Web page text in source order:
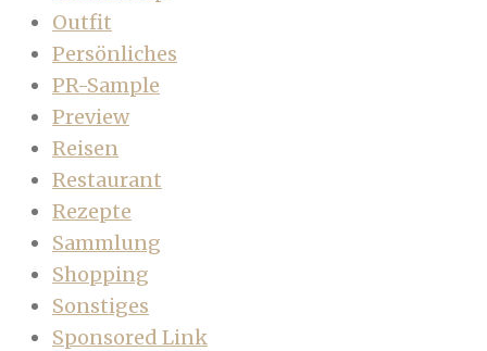
Outfit
Persönliches
PR-Sample
Preview
Reisen
Restaurant
Rezepte
Sammlung
Shopping
Sonstiges
Sponsored Link